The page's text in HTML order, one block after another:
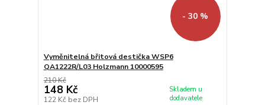
- 30 %
Vyměnitelná břitová destička WSP6
QA1222R/L03 Holzmann 10000595
210 Kč
148 Kč
122 Kč bez DPH
Skladem u
dodavatele